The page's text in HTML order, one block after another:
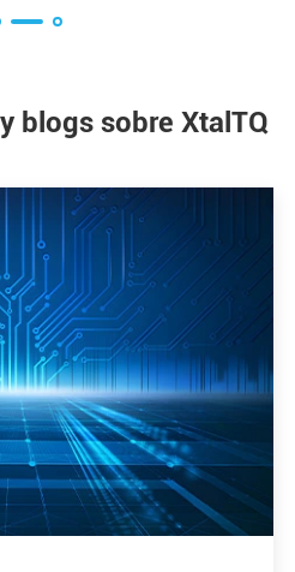
blogs sobre XtalTQ